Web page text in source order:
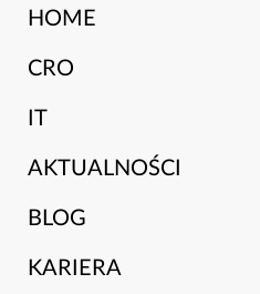
HOME
CRO
IT
AKTUALNOŚCI
BLOG
KARIERA